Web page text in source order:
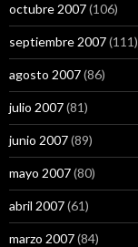
octubre 2007(106)
septiembre 2007(111)
agosto 2007(86)
julio 2007(81)
junio 2007(89)
mayo 2007(80)
abril 2007(61)
marzo 2007(84)